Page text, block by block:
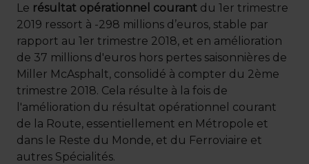
Le résultat opérationnel courant du 1er trimestre
2019 ressort à -298 millions d’euros, stable par
rapport au 1er trimestre 2018, et en amélioration
de 37 millions d'euros hors pertes saisonnières de
Miller McAsphalt, consolidé à compter du 2ème
trimestre 2018. Cela résulte à la fois de
l'amélioration du résultat opérationnel courant
de la Route, essentiellement en Métropole et
dans le Reste du Monde, et du Ferroviaire et
autres Spécialités.